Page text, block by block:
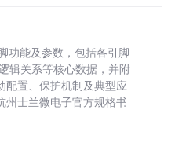
功能及参数，包括各引脚
辑关系等核心数据，并附
配置、保护机制及典型应
州士兰微电子官方规格书